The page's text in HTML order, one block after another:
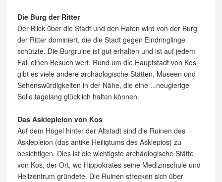
Die Burg der Ritter
Der Blick über die Stadt und den Hafen wird von der Burg
der Ritter dominiert, die die Stadt gegen Eindringlinge
schützte. Die Burgruine ist gut erhalten und ist auf jedem
Fall einen Besuch wert. Rund um die Hauptstadt von Kos
gibt es viele andere archäologische Stätten, Museen und
Sehenswürdigkeiten in der Nähe, die eine ...neugierige
Selle tagelang glücklich halten können.
Das Asklepieion von Kos
Auf dem Hügel hinter der Altstadt sind die Ruinen des
Asklepieion (das antike Heiligtums des Asklepios) zu
besichtigen. Dies ist die wichtigste archäologische Stätte
von Kos, der Ort, wo Hippokrates seine Medizinschule und
Heilzentrum gründete. Die Ruinen strecken sich über